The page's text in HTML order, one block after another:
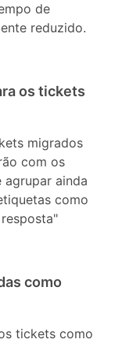
de
reduzido.
os tickets
migrados
com os
ainda
como
como
tickets como